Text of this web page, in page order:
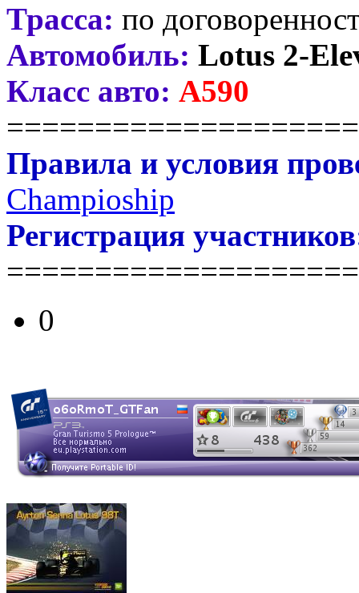
Трасса: по
Автомобиль: Lotus 2-
Класс авто: А590
Правила и условия
Champioship
Регистрация
0